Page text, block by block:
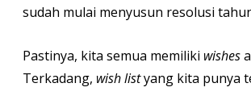
sudah mulai menyusun resolusi
Pastinya, kita semua memiliki wishes
Terkadang, wish listyang kita punya